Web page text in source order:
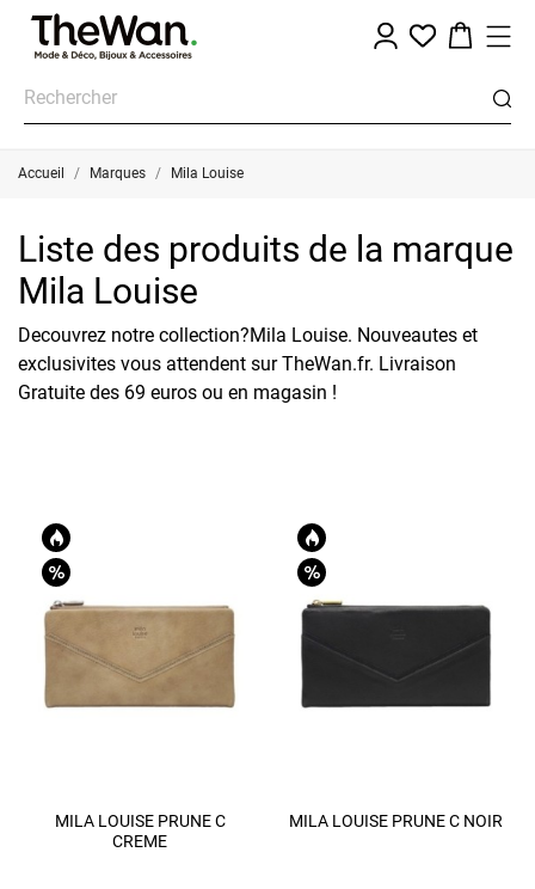
Accueil Marques Mila Louise
Liste des produits de la marque
Mila Louise
Decouvrez notre collection?Mila Louise. Nouveautes et
exclusivites vous attendent sur TheWan.fr. Livraison
Gratuite des 69 euros ou en magasin !
MILA LOUISE PRUNE C
CREME
MILA LOUISE PRUNE C NOIR